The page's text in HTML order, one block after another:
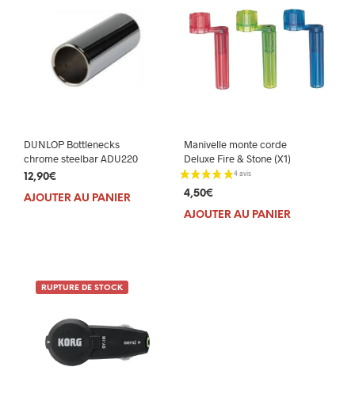
DUNLOP Bottlenecks
chrome steelbar ADU220
12,90€
AJOUTER AU PANIER
Manivelle monte corde
Deluxe Fire & Stone (X1)
4,50€
AJOUTER AU PANIER
RUPTURE DE STOCK